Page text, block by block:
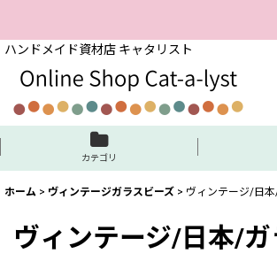
ハンドメイド資材店 キャタリスト
カテゴリ
ホーム > ヴィンテージガラスビーズ > ヴィンテージ/日
ヴィンテージ/日本/